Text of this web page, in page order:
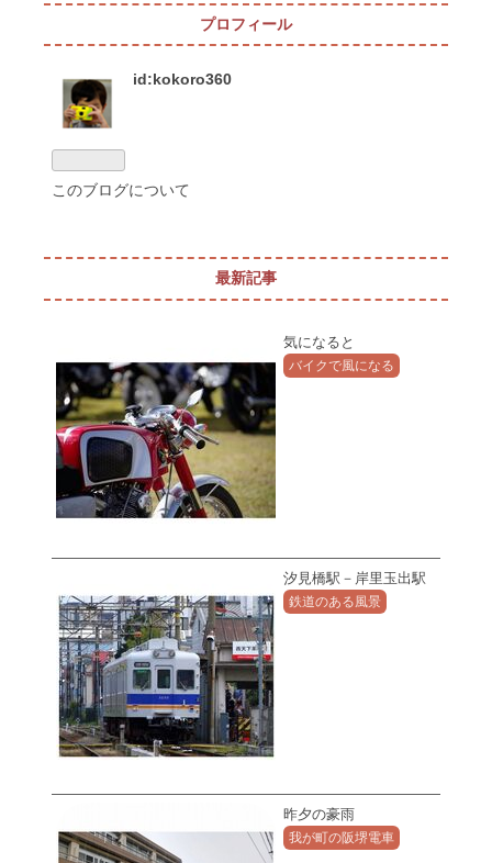
プロフィール
id:kokoro360
このブログについて
最新記事
気になると
バイクで風になる
汐見橋駅－岸里玉出駅
鉄道のある風景
昨夕の豪雨
我が町の阪堺電車